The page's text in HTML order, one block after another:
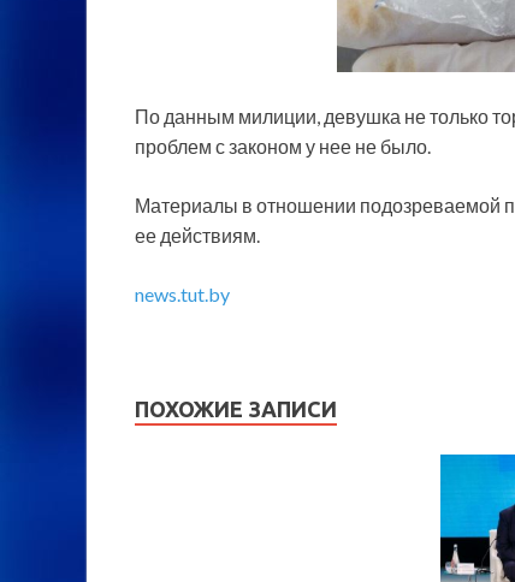
По данным милиции, девушка не только
проблем с законом у нее не было.
Материалы в отношении подозреваемой
ее действиям.
news.tut.by
ПОХОЖИЕ ЗАПИСИ